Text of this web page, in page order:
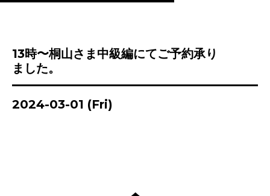
13時〜桐山さま中級編にてご予約承り
ました。
2024-03-01 (Fri)